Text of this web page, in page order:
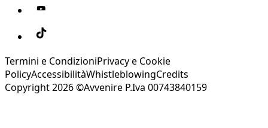
Termini e CondizioniPrivacy e Cookie
PolicyAccessibilitàWhistleblowingCredits
Copyright 2026 ©Avvenire P.Iva 00743840159